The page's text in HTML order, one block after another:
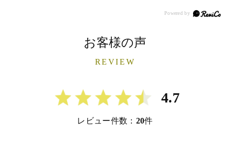
お客様の声
REVIEW
4.7
レビュー件数： 20件